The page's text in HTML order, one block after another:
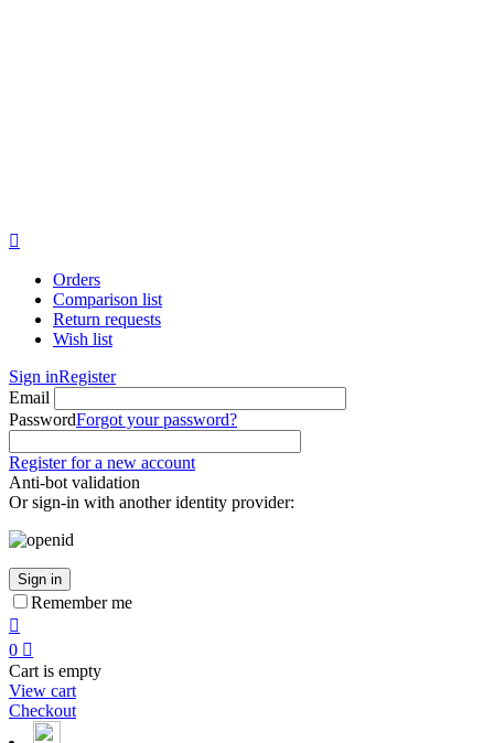

Orders
Comparison list
Return requests
Wish list
Sign inRegister
Email
PasswordForgot your password?
Register for a new account
Anti-bot validation
Or sign-in with another identity provider:
Sign in
Remember me

0 
Cart is empty
View cart
Checkout